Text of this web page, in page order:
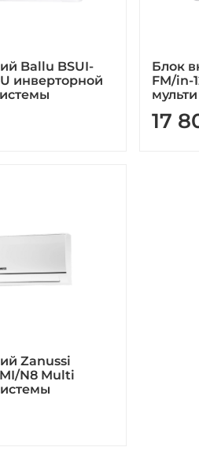
Ballu BSUI-
инверторной
Блок
FM/in-
17
Zanussi
N8 Multi